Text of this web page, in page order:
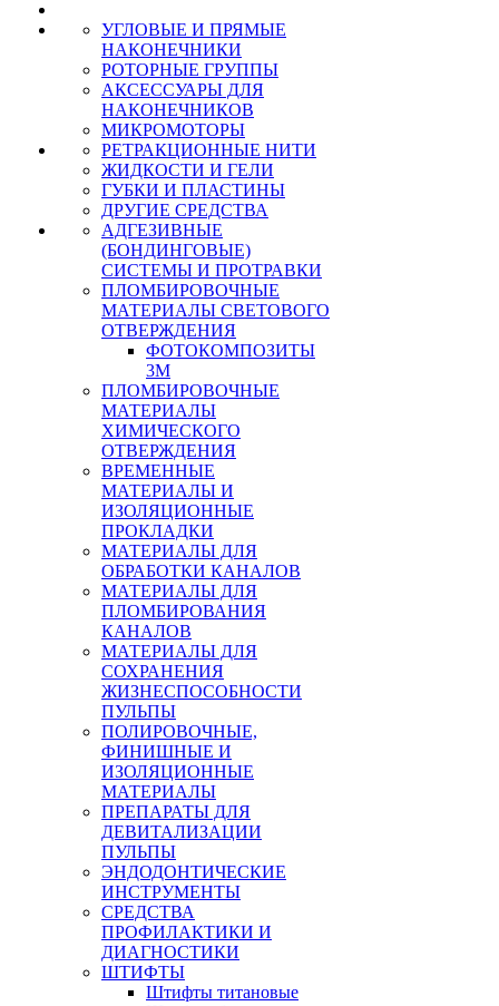
УГЛОВЫЕ И ПРЯМЫЕ
НАКОНЕЧНИКИ
РОТОРНЫЕ ГРУППЫ
АКСЕССУАРЫ ДЛЯ
НАКОНЕЧНИКОВ
МИКРОМОТОРЫ
РЕТРАКЦИОННЫЕ НИТИ
ЖИДКОСТИ И ГЕЛИ
ГУБКИ И ПЛАСТИНЫ
ДРУГИЕ СРЕДСТВА
АДГЕЗИВНЫЕ
(БОНДИНГОВЫЕ)
СИСТЕМЫ И ПРОТРАВКИ
ПЛОМБИРОВОЧНЫЕ
МАТЕРИАЛЫ СВЕТОВОГО
ОТВЕРЖДЕНИЯ
ФОТОКОМПОЗИТЫ
3М
ПЛОМБИРОВОЧНЫЕ
МАТЕРИАЛЫ
ХИМИЧЕСКОГО
ОТВЕРЖДЕНИЯ
ВРЕМЕННЫЕ
МАТЕРИАЛЫ И
ИЗОЛЯЦИОННЫЕ
ПРОКЛАДКИ
МАТЕРИАЛЫ ДЛЯ
ОБРАБОТКИ КАНАЛОВ
МАТЕРИАЛЫ ДЛЯ
ПЛОМБИРОВАНИЯ
КАНАЛОВ
МАТЕРИАЛЫ ДЛЯ
СОХРАНЕНИЯ
ЖИЗНЕСПОСОБНОСТИ
ПУЛЬПЫ
ПОЛИРОВОЧНЫЕ,
ФИНИШНЫЕ И
ИЗОЛЯЦИОННЫЕ
МАТЕРИАЛЫ
ПРЕПАРАТЫ ДЛЯ
ДЕВИТАЛИЗАЦИИ
ПУЛЬПЫ
ЭНДОДОНТИЧЕСКИЕ
ИНСТРУМЕНТЫ
СРЕДСТВА
ПРОФИЛАКТИКИ И
ДИАГНОСТИКИ
ШТИФТЫ
Штифты титановые